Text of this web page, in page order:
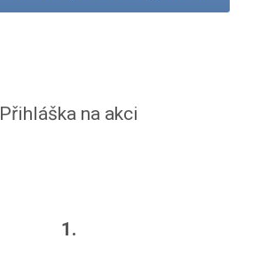
Přihláška na akci
1.